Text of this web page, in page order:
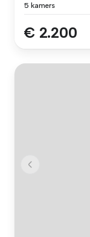
5 kamers
€ 2.200